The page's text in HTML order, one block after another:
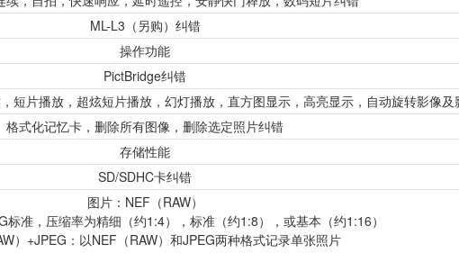
ML-L3（另购）纠错
操作功能
PictBridge纠错
短片播放，超炫短片播放，幻灯播放，直方图显示，高亮显示，自动旋转影像
格式化记忆卡，删除所有图像，删除选定照片纠错
存储性能
SD/SDHC卡纠错
图片：NEF（RAW）
标准，压缩率为精细（约1:4），标准（约1:8），或基本（约1:16）
）+JPEG：以NEF（RAW）和JPEG两种格式记录单张照片